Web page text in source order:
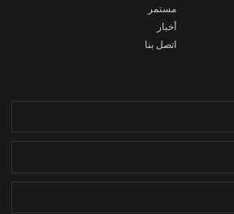
مستمر
أخبار
اتصل بنا